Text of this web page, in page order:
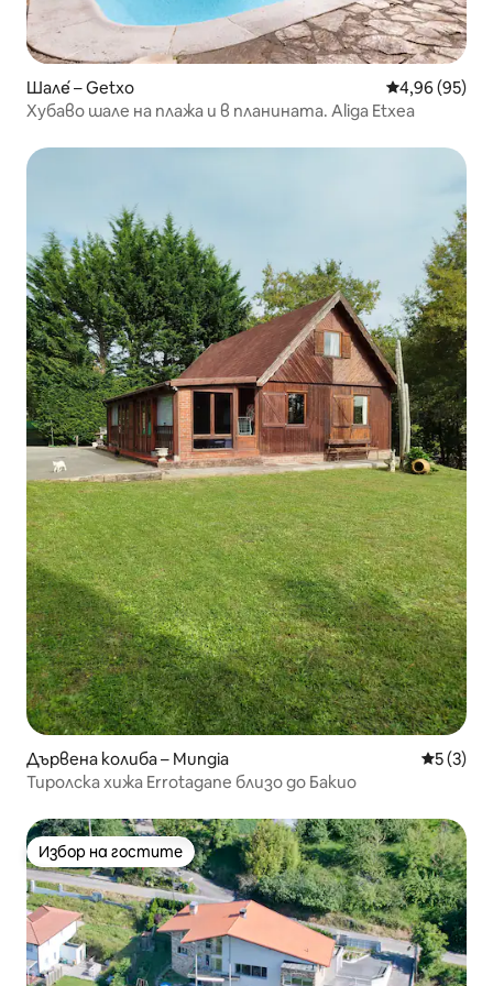
Шале́ – Getxo Средна
4,96 (95)
Хубаво шале на плажа и в планината. Aliga Etxea
Дървена колиба – Mungia Средна
5 (3)
Тиролска хижа Errotagane близо до Бакио
Избор на гостите
Избор на гостите